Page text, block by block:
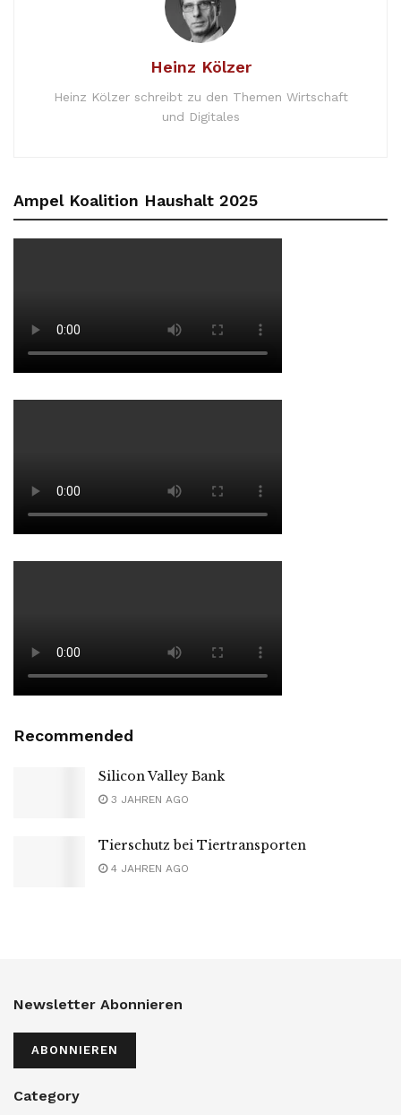
Heinz Kölzer
Heinz Kölzer schreibt zu den Themen Wirtschaft
und Digitales
Ampel Koalition Haushalt 2025
Recommended
Silicon Valley Bank
3 JAHREN AGO
Tierschutz bei Tiertransporten
4 JAHREN AGO
Newsletter Abonnieren
ABONNIEREN
Category